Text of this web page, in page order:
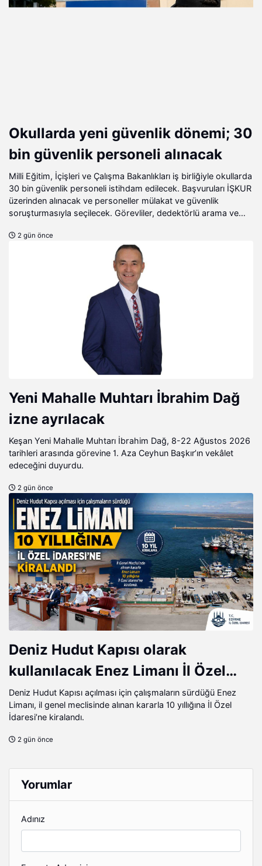
Okullarda yeni güvenlik dönemi; 30
bin güvenlik personeli alınacak
Milli Eğitim, İçişleri ve Çalışma Bakanlıkları iş birliğiyle okullarda
30 bin güvenlik personeli istihdam edilecek. Başvuruları İŞKUR
üzerinden alınacak ve personeller mülakat ve güvenlik
soruşturmasıyla seçilecek. Görevliler, dedektörlü arama ve
2 gün önce
Yeni Mahalle Muhtarı İbrahim Dağ
izne ayrılacak
Keşan Yeni Mahalle Muhtarı İbrahim Dağ, 8-22 Ağustos 2026
tarihleri arasında görevine 1. Aza Ceyhun Başkır’ın vekâlet
edeceğini duyurdu.
2 gün önce
Deniz Hudut Kapısı olarak
kullanılacak Enez Limanı İl Özel
İdaresi’ne kiralandı
Deniz Hudut Kapısı açılması için çalışmaların sürdüğü Enez
Limanı, il genel meclisinde alınan kararla 10 yıllığına İl Özel
İdaresi’ne kiralandı.
2 gün önce
Yorumlar
Adınız